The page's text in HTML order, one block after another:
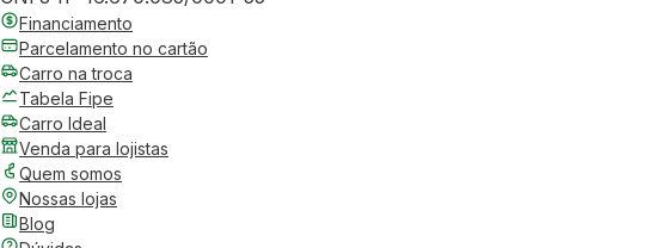
Financiamento
Parcelamento no cartão
Carro na troca
Tabela Fipe
Carro Ideal
Venda para lojistas
Quem somos
Nossas lojas
Blog